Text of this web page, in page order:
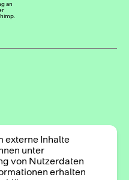
an
externe Inhalte
unter
von Nutzerdaten
erhalten